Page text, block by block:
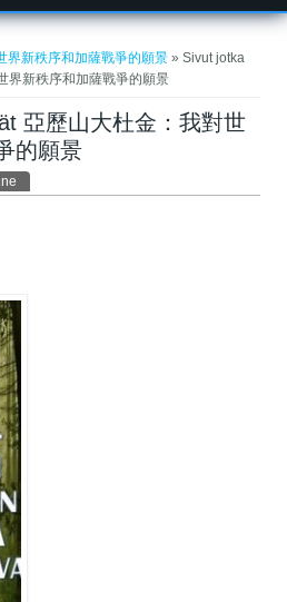
界新秩序和加薩戰爭的願景 » Sivut jotka
界新秩序和加薩戰爭的願景
亞歷山大杜金：我對世
的願景